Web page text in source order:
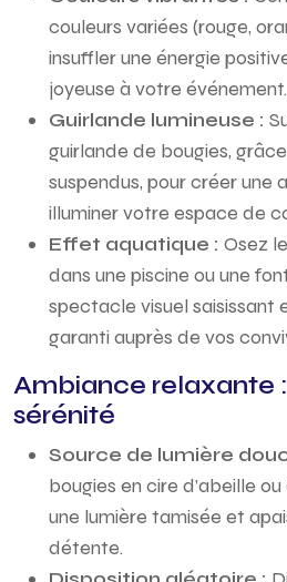
couleurs variées (rouge,
insuffler une énergie
joyeuse à votre événement.
Guirlande lumineuse :
guirlande de bougies,
suspendus, pour créer une
illuminer votre espace de
Effet aquatique : Osez
dans une piscine ou une
spectacle visuel saisissant
garanti auprès de vos
Ambiance relaxante
sérénité
Source de lumière
bougies en cire d’abeille
une lumière tamisée et
détente.